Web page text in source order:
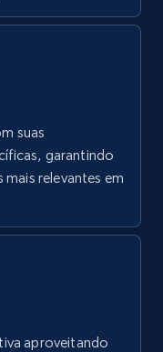
Product
and
suas
garantindo
relevantes em
aproveitando